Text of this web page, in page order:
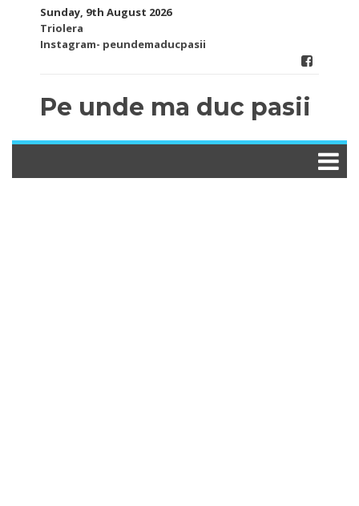
Sunday, 9th August 2026
Triolera
Instagram- peundemaducpasii
Pe unde ma duc pasii